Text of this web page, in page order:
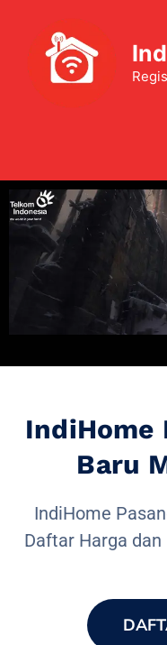
IndiHome
Baru
IndiHome
Daftar Harga